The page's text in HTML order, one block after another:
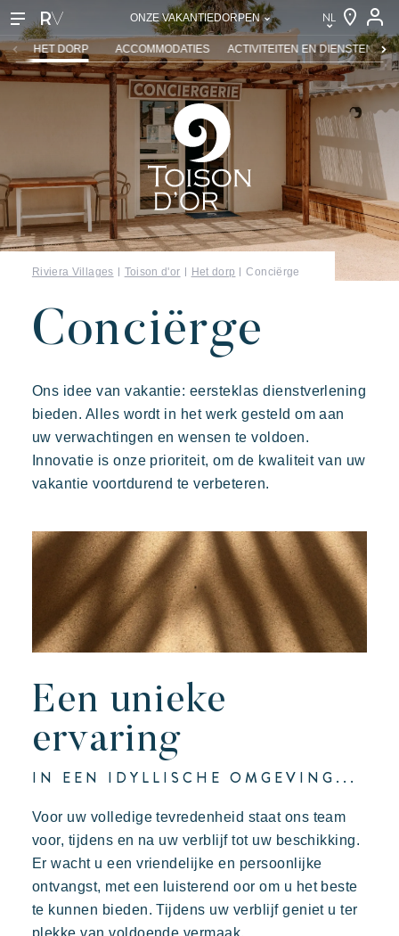
NL
NL
EN
DE
IT
ONZE VAKANTIEDORPEN
Onze vakantiedorpen
Onvergetelijk
Polynesisch geïnspireerde Lodges, een adembenemend
uitzicht op Saint Tropez, een uitzonderlijke locatie.
Ontdek Riviera Villages
De Riviera Villages ervaring
De kunst van gastvrijheid
Beleef de Riviera
Uw volgende vakantie
Actieve vakantie
Deel in familie
Evenementen & festivals
Onze aanbiedingen
Boeken
HET DORP ACCOMMODATIES ACTIVITEITEN EN DIENSTEN
Riviera Villages Toison d'or Het dorp Conciërge
Conciërge
Ons idee van vakantie: eersteklas dienstverlening
bieden. Alles wordt in het werk gesteld om aan
uw verwachtingen en wensen te voldoen.
Innovatie is onze prioriteit, om de kwaliteit van uw
vakantie voortdurend te verbeteren.
Een unieke
ervaring
IN EEN IDYLLISCHE OMGEVING...
Voor uw volledige tevredenheid staat ons team
voor, tijdens en na uw verblijf tot uw beschikking.
Er wacht u een vriendelijke en persoonlijke
ontvangst, met een luisterend oor om u het beste
te kunnen bieden. Tijdens uw verblijf geniet u ter